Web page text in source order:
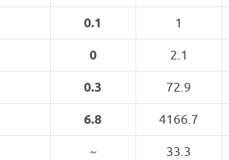
0.1 1
0 2.1
0.3 72.9
6.8 4166.7
~ 33.3